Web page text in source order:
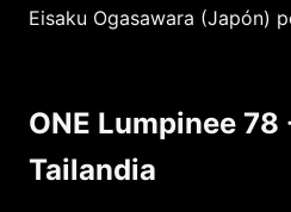
Eisaku Ogasawara (Japón)
ONE Lumpinee 78
Tailandia